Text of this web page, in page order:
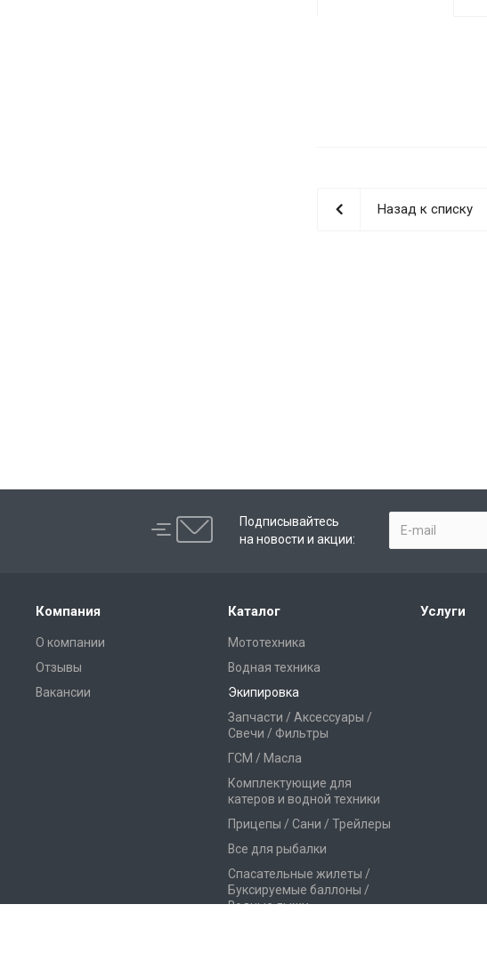
Назад к списку
Подписывайтесь
на новости и акции:
Компания
О компании
Отзывы
Вакансии
Каталог
Мототехника
Водная техника
Экипировка
Запчасти / Аксессуары /
Свечи / Фильтры
ГСМ / Масла
Комплектующие для
катеров и водной техники
Прицепы / Сани / Трейлеры
Все для рыбалки
Спасательные жилеты /
Буксируемые баллоны /
Водные лыжи
Услуги